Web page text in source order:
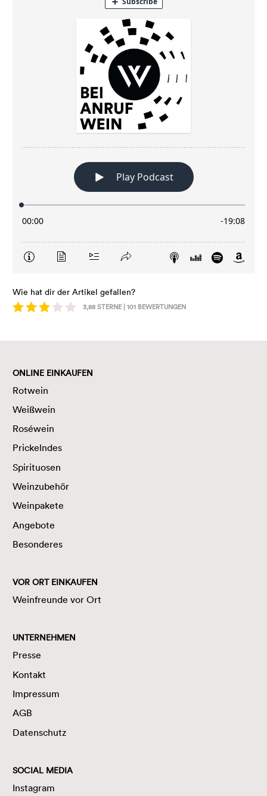
Wie hat dir der Artikel gefallen?
3,88STERNE | 101 BEWERTUNGEN
ONLINE EINKAUFEN
Rotwein
Weißwein
Roséwein
Prickelndes
Spirituosen
Weinzubehör
Weinpakete
Angebote
Besonderes
VOR ORT EINKAUFEN
Weinfreunde vor Ort
UNTERNEHMEN
Presse
Kontakt
Impressum
AGB
Datenschutz
SOCIAL MEDIA
Instagram